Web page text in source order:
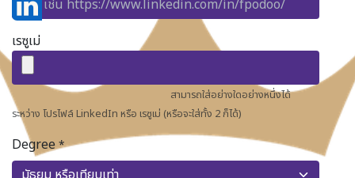
เรซูเม่
สามารถใส่อย่างใดอย่างหนึ่งได้
ระหว่าง โปรไฟล์ LinkedIn หรือ เรซูเม่ (หรือจะใส่ทั้ง 2 ก็ได้)
Degree *